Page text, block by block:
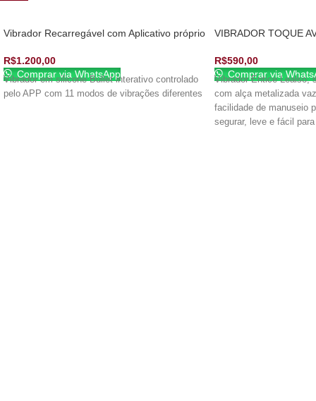
Vibrador Recarregável com Aplicativo próprio
R$1.200,00
Comprar via WhatsApp
Vibrador em silicone Bullet interativo controlado
pelo APP com 11 modos de vibrações diferentes
VIBRADOR TOQUE
R$590,00
Comprar via
Vibrador Entice Lealso,
com alça metalizada
facilidade de manuseio
segurar, leve e fácil